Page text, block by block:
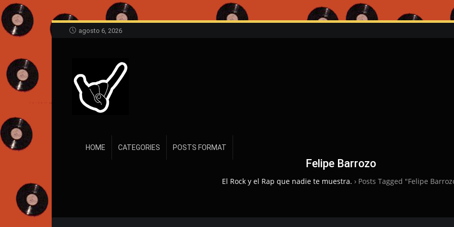
agosto 6, 2026
HOME CATEGORIES POSTS FORMAT
Felipe Barrozo
El Rock y el Rap que nadie te muestra. › Posts Tagged "Felipe